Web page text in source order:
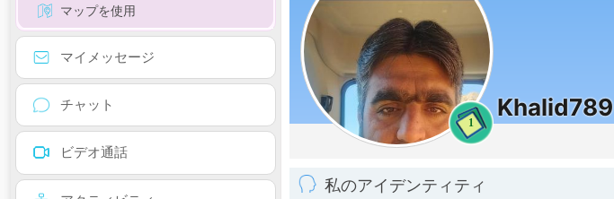
マップを使用
マイメッセージ
チャット
ビデオ通話
1
Khalid789
私のアイデンティティ